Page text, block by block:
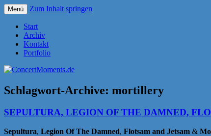
ConcertMoments.de
Menü Zum Inhalt springen
Start
Archiv
Kontakt
Portfolio
Schlagwort-Archive: mortillery
SEPULTURA, LEGION OF THE DAMNED,
Sepultura, Legion Of The Damned, Flotsam and Jetsam &